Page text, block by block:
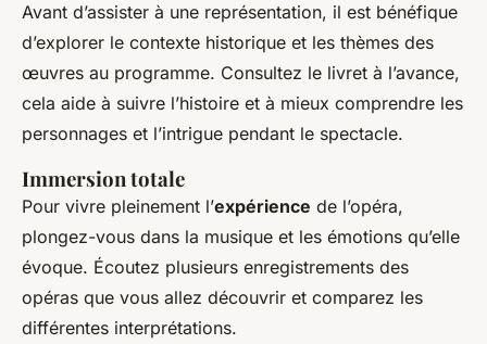
Avant d’assister à une représentation, il est bénéfique
d’explorer le contexte historique et les thèmes des
œuvres au programme. Consultez le livret à l’avance,
cela aide à suivre l’histoire et à mieux comprendre les
personnages et l’intrigue pendant le spectacle.
Immersion totale
Pour vivre pleinement l’expérience de l’opéra,
plongez-vous dans la musique et les émotions qu’elle
évoque. Écoutez plusieurs enregistrements des
opéras que vous allez découvrir et comparez les
différentes interprétations.